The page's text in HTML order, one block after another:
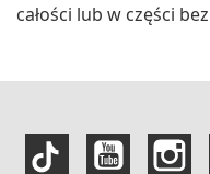
całości lub w części